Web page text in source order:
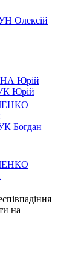
Олексій
Юрій
Юрій
Богдан
на